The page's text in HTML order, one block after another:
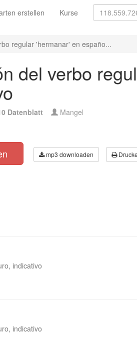
erstellen Kurse
regular 'hermanar' en españo...
del verbo
Datenblatt Mangel
mp3 downloaden
indicativo
indicativo